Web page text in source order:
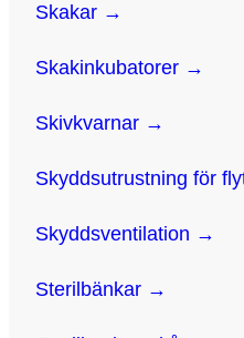
Skakar →
Skakinkubatorer →
Skivkvarnar →
Skyddsutrustning för
Skyddsventilation →
Sterilbänkar →